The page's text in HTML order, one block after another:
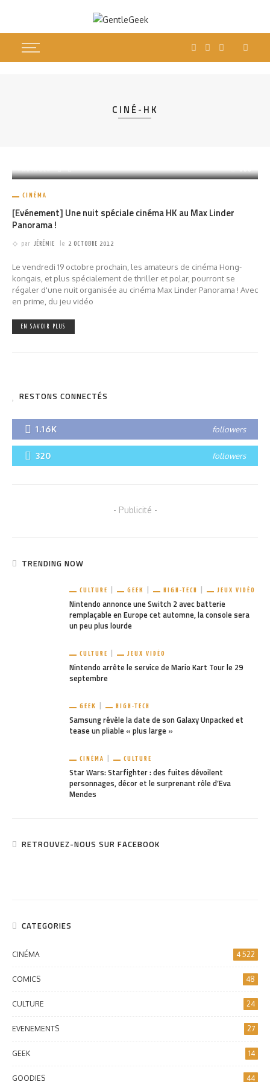
CINÉ-HK
CINÉMA
[Evénement] Une nuit spéciale cinéma HK au Max Linder
Panorama !
par JÉRÉMIE le 2 OCTOBRE 2012
Le vendredi 19 octobre prochain, les amateurs de cinéma Hong-
kongais, et plus spécialement de thriller et polar, pourront se
régaler d'une nuit organisée au cinéma Max Linder Panorama ! Avec
en prime, du jeu vidéo
EN SAVOIR PLUS
RESTONS CONNECTÉS
1.16K followers
320 followers
- Publicité -
TRENDING NOW
CULTURE GEEK HIGH-TECH JEUX VIDÉO
Nintendo annonce une Switch 2 avec batterie
remplaçable en Europe cet automne, la console sera
un peu plus lourde
CULTURE JEUX VIDÉO
Nintendo arrête le service de Mario Kart Tour le 29
septembre
GEEK HIGH-TECH
Samsung révèle la date de son Galaxy Unpacked et
tease un pliable « plus large »
CINÉMA CULTURE
Star Wars: Starfighter : des fuites dévoilent
personnages, décor et le surprenant rôle d’Eva
Mendes
RETROUVEZ-NOUS SUR FACEBOOK
CATEGORIES
CINÉMA 4 522
COMICS 48
CULTURE 24
EVENEMENTS 27
GEEK 14
GOODIES 44